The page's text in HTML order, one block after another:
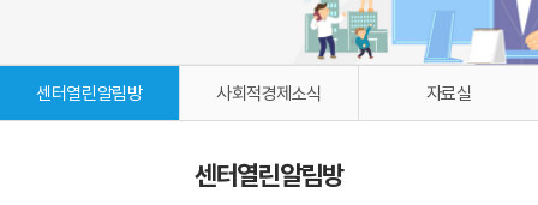
센터열린알림방 사회적경제소식 자료실
센터열린알림방